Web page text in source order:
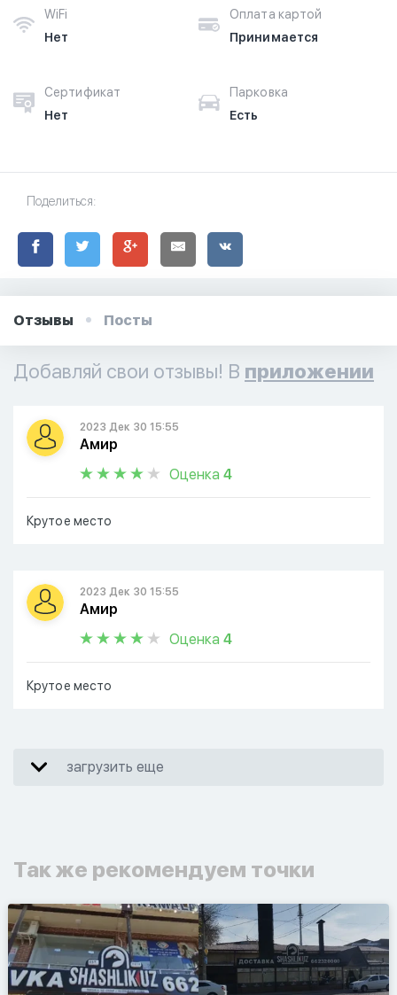
WiFi
Нет
Оплата картой
Принимается
Сертификат
Нет
Парковка
Есть
Поделиться:
Отзывы Посты
Добавляй свои отзывы! В приложении
2023 Дек 30 15:55
Амир
Оценка 4
Крутое место
2023 Дек 30 15:55
Амир
Оценка 4
Крутое место
загрузить еще
Так же рекомендуем точки